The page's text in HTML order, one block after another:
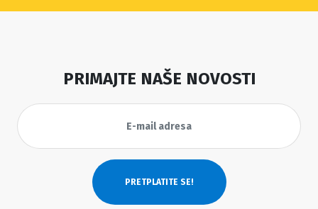
PRIMAJTE NAŠE NOVOSTI